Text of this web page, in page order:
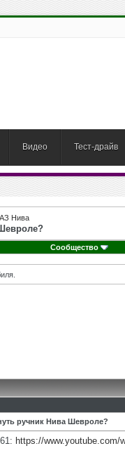
Видео Тест-драйв
Нива
Сообщество
ручник Нива Шевроле?
https://www.youtube.com/